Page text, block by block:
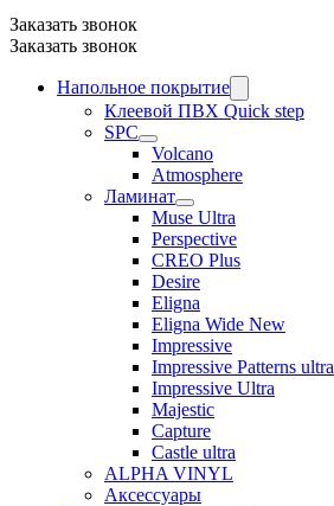
Заказать звонок
Заказать звонок
Напольное покрытие
Клеевой ПВХ Quick step
SPC
Volcano
Atmosphere
Ламинат
Muse Ultra
Perspective
CREO Plus
Desire
Eligna
Eligna Wide New
Impressive
Impressive Patterns ultra
Impressive Ultra
Majestic
Capture
Castle ultra
ALPHA VINYL
Аксессуары